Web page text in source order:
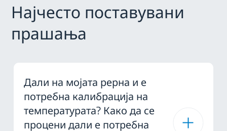
Најчесто поставувани
прашања
Дали на мојата рерна и е
потребна калибрација на
температурата? Како да се
процени дали е потребна